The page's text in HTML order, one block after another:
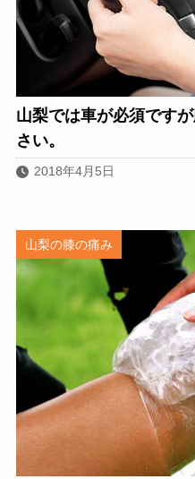
山梨では車が必須です
さい。
2018年4月5日
山梨の膝の痛み